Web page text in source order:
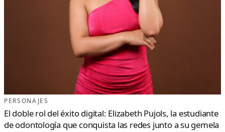
PERSONAJES
El doble rol del éxito digital: Elizabeth Pujols, la estudiante
de odontología que conquista las redes junto a su gemela